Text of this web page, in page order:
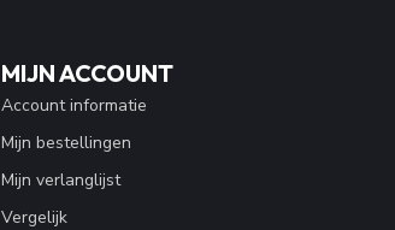
MIJN ACCOUNT
Account informatie
Mijn bestellingen
Mijn verlanglijst
Vergelijk